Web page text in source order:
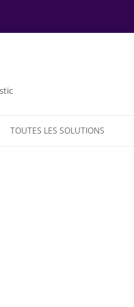
TOUTES LES SOLUTIONS